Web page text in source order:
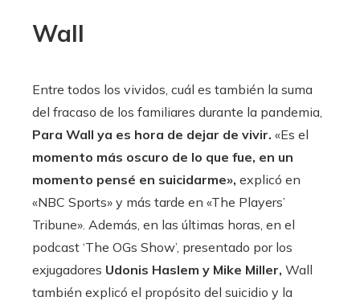
Wall
Entre todos los vividos, cuál es también la suma
del fracaso de los familiares durante la pandemia,
Para Wall ya es hora de dejar de vivir. «Es el
momento más oscuro de lo que fue, en un
momento pensé en suicidarme», explicó en
«NBC Sports» y más tarde en «The Players’
Tribune». Además, en las últimas horas, en el
podcast ‘The OGs Show’, presentado por los
exjugadores Udonis Haslem y Mike Miller, Wall
también explicó el propósito del suicidio y la